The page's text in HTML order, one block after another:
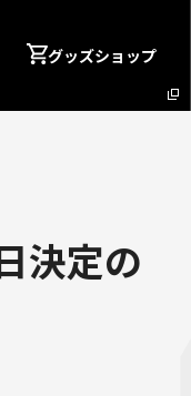
グッズショップ
決定の